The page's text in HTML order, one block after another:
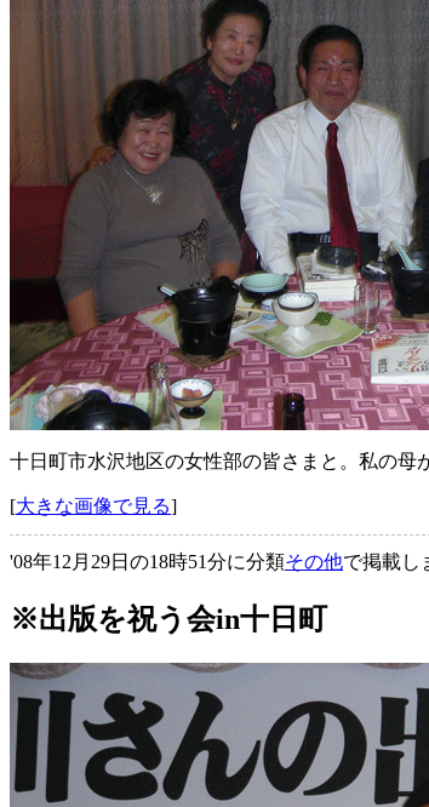
十日町市水沢地区の女性部の皆さまと。私の母
[大きな画像で見る]
'08年12月29日の18時51分に分類その他で掲載し
※出版を祝う会in十日町